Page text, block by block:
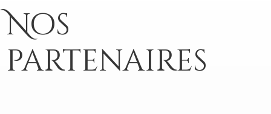
Nos
partenaires